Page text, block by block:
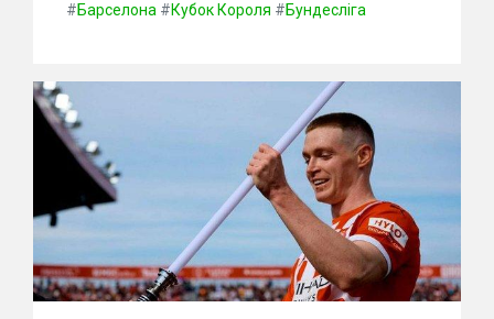
#Барселона #Кубок Короля #Бундесліга